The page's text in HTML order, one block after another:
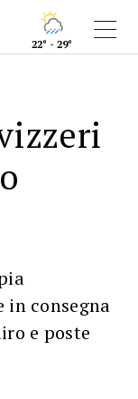
22° - 29°
in consegna
e poste